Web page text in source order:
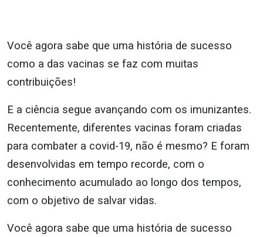
Você agora sabe que uma história de sucesso
como a das vacinas se faz com muitas
contribuições!
E a ciência segue avançando com os imunizantes.
Recentemente, diferentes vacinas foram criadas
para combater a covid-19, não é mesmo? E foram
desenvolvidas em tempo recorde, com o
conhecimento acumulado ao longo dos tempos,
com o objetivo de salvar vidas.
Você agora sabe que uma história de sucesso